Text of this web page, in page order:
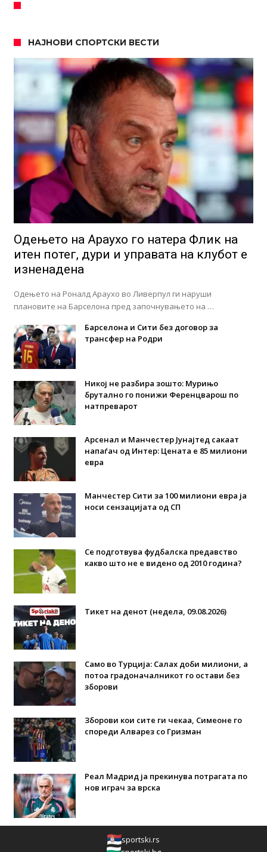
НАЈНОВИ СПОРТСКИ ВЕСТИ
Одењето на Араухо го натера Флик на
итен потег, дури и управата на клубот е
изненадена
Одењето на Роналд Араухо во Ливерпул ги наруши
плановите на Барселона пред започнувањето на …
Барселона и Сити без договор за
трансфер на Родри
Никој не разбира зошто: Мурињо
брутално го понижи Ференцварош по
натпреварот
Арсенал и Манчестер Јунајтед сакаат
напаѓач од Интер: Цената е 85 милиони
евра
Манчестер Сити за 100 милиони евра ја
носи сензацијата од СП
Се подготвува фудбалска предавство
какво што не е видено од 2010 година?
Тикет на денот (недела, 09.08.2026)
Само во Турција: Салах доби милиони, а
потоа градоначалникот го остави без
зборови
Зборови кои сите ги чекаа, Симеоне го
спореди Алварез со Гризман
Реал Мадрид ја прекинува потрагата по
нов играч за врска
sportski.rs